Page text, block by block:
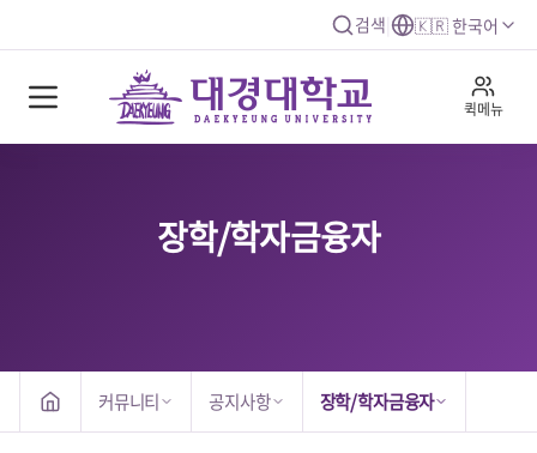
검색 🇰🇷 한국어
퀵메뉴
장학/학자금융자
커뮤니티 공지사항 장학/학자금융자